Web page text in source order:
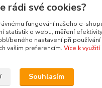
rádi své cookies?
fungování našeho e-
statistik o webu, měření
nastavení při používání
vašim preferencím.Více k
Souhlasím